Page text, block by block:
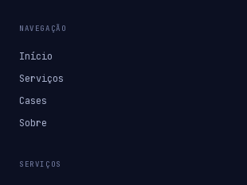
NAVEGAÇÃO
Início
Serviços
Cases
Sobre
SERVIÇOS